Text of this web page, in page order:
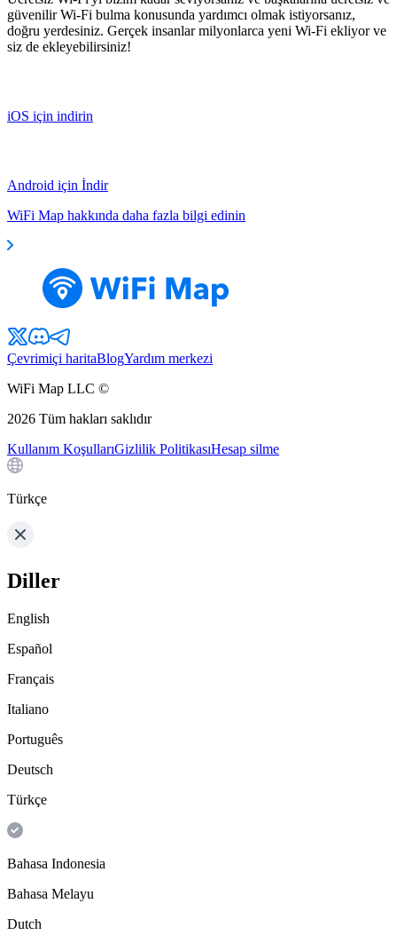
güvenilir Wi-Fi bulma konusunda yardımcı olmak istiyorsanız,
doğru yerdesiniz. Gerçek insanlar milyonlarca yeni Wi-Fi ekliyor ve
siz de ekleyebilirsiniz!
iOS için indirin
Android için İndir
WiFi Map hakkında daha fazla bilgi edinin
Çevrimiçi haritaBlogYardım merkezi
WiFi Map LLC ©
2026 Tüm hakları saklıdır
Kullanım KoşullarıGizlilik PolitikasıHesap silme
Türkçe
Diller
English
Español
Français
Italiano
Português
Deutsch
Türkçe
Bahasa Indonesia
Bahasa Melayu
Dutch